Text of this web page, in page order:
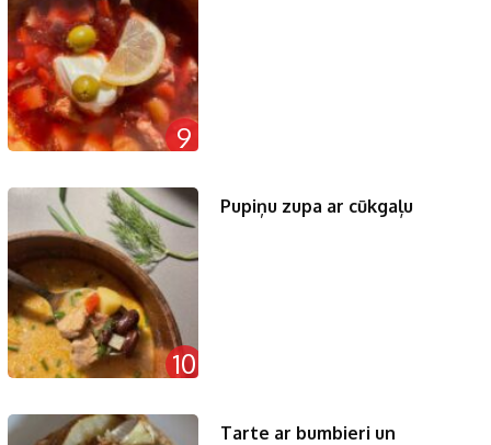
9
10
Pupiņu zupa ar cūkgaļu
Tarte ar bumbieri un